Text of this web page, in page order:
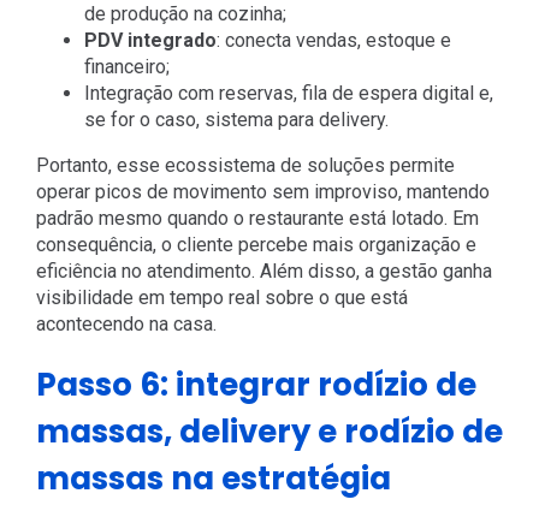
de produção na cozinha;
PDV integrado: conecta vendas, estoque e
financeiro;
Integração com reservas, fila de espera digital e,
se for o caso, sistema para delivery.
Portanto, esse ecossistema de soluções permite
operar picos de movimento sem improviso, mantendo
padrão mesmo quando o restaurante está lotado. Em
consequência, o cliente percebe mais organização e
eficiência no atendimento. Além disso, a gestão ganha
visibilidade em tempo real sobre o que está
acontecendo na casa.
Passo 6: integrar rodízio de
massas, delivery e rodízio de
massas na estratégia